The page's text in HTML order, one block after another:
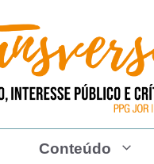
Conteúdo